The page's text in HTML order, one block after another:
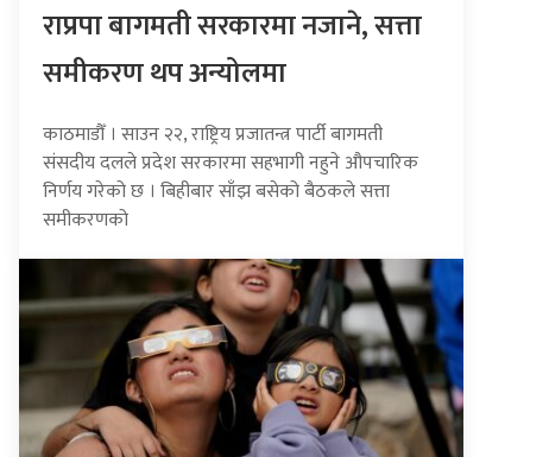
राप्रपा बागमती सरकारमा नजाने, सत्ता
समीकरण थप अन्योलमा
काठमाडौँ । साउन २२, राष्ट्रिय प्रजातन्त्र पार्टी बागमती
संसदीय दलले प्रदेश सरकारमा सहभागी नहुने औपचारिक
निर्णय गरेको छ । बिहीबार साँझ बसेको बैठकले सत्ता
समीकरणको